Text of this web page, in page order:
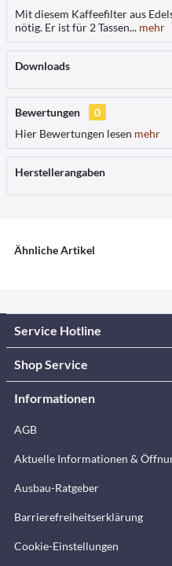
Mit diesem Kaffeefilter aus
nötig. Er ist für 2 Tassen... mehr
Downloads
Bewertungen
0
Hier Bewertungen lesen mehr
Herstellerangaben
Ähnliche Artikel
Service Hotline
Shop Service
Informationen
AGB
Aktuelle Informationen &
Ausbau-Ratgeber
Barrierefreiheitserklärung
Cookie-Einstellungen